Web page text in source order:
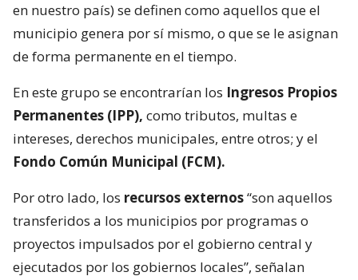
en nuestro país) se definen como aquellos que el
municipio genera por sí mismo, o que se le asignan
de forma permanente en el tiempo.
En este grupo se encontrarían los Ingresos Propios
Permanentes (IPP), como tributos, multas e
intereses, derechos municipales, entre otros; y el
Fondo Común Municipal (FCM).
Por otro lado, los recursos externos“son aquellos
transferidos a los municipios por programas o
proyectos impulsados por el gobierno central y
ejecutados por los gobiernos locales”, señalan